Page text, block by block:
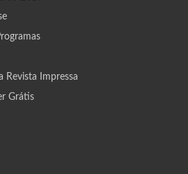
Revista Impressa
Grátis